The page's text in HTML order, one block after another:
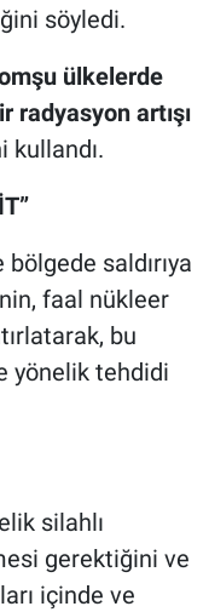
söyledi.
ülkelerde
radyasyon artışı
kullandı.
saldırıya
faal nükleer
bu
yönelik tehdidi
silahlı
gerektiğini ve
içinde ve